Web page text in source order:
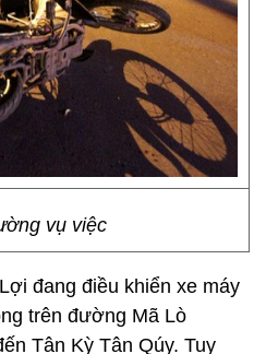
vụ việc
đang điều khiển xe máy
trên đường Mã Lò
Tân Kỳ Tân Qúy. Tuy